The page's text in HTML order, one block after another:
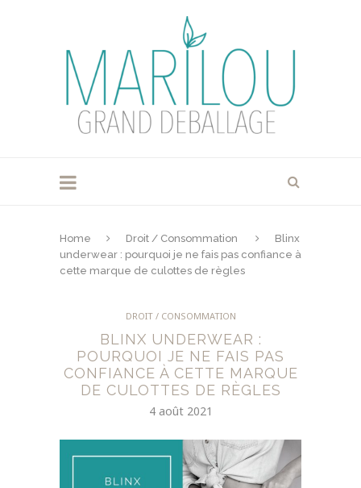
Home Droit / Consommation
Blinx
underwear : pourquoi je ne fais pas confiance à
cette marque de culottes de règles
DROIT / CONSOMMATION
BLINX UNDERWEAR :
POURQUOI JE NE FAIS PAS
CONFIANCE À CETTE MARQUE
DE CULOTTES DE RÈGLES
4 août 2021